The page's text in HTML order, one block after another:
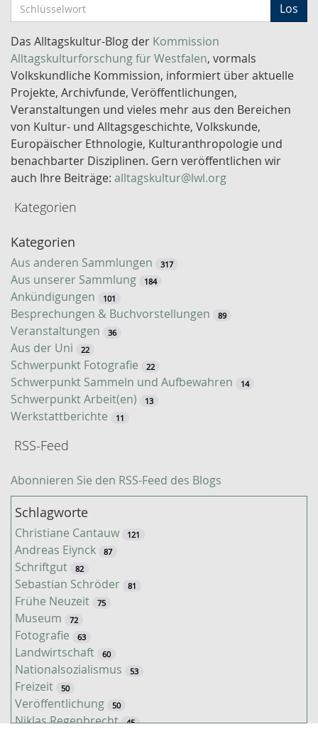
c
h
l
ü
s
s
e
l
w
o
S
u
c
h
e
Los
Das Alltagskultur-Blog der Kommission
Alltagskulturforschung für Westfalen, vormals
Volkskundliche Kommission, informiert über aktuelle
Projekte, Archivfunde, Veröffentlichungen,
Veranstaltungen und vieles mehr aus den Bereichen
von Kultur- und Alltagsgeschichte, Volkskunde,
Europäischer Ethnologie, Kulturanthropologie und
benachbarter Disziplinen. Gern veröffentlichen wir
auch Ihre Beiträge: alltagskultur@lwl.org
Kategorien
Kategorien
Aus anderen Sammlungen 317
Aus unserer Sammlung 184
Ankündigungen 101
Besprechungen & Buchvorstellungen 89
Veranstaltungen 36
Aus der Uni 22
Schwerpunkt Fotografie 22
Schwerpunkt Sammeln und Aufbewahren 14
Schwerpunkt Arbeit(en) 13
Werkstattberichte 11
RSS-Feed
Abonnieren Sie den RSS-Feed des Blogs
Schlagworte
Christiane Cantauw 121
Andreas Eiynck 87
Schriftgut 82
Sebastian Schröder 81
Frühe Neuzeit 75
Museum 72
Fotografie 63
Landwirtschaft 60
Nationalsozialismus 53
Freizeit 50
Veröffentlichung 50
Niklas Regenbrecht 45